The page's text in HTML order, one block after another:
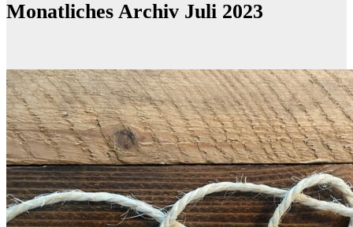
Monatliches Archiv Juli 2023